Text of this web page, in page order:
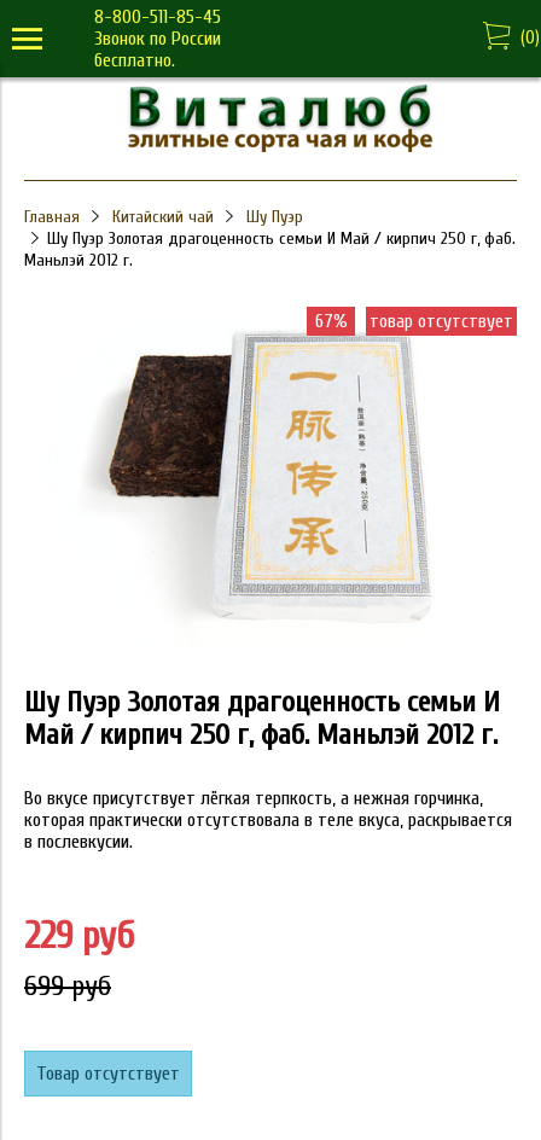
8-800-511-85-45
Звонок по России
бесплатно.
(0)
Главная Китайский чай
Шу Пуэр
Шу Пуэр Золотая драгоценность семьи И Май / кирпич 250 г, фаб.
Маньлэй 2012 г.
67% товар отсутствует
Шу Пуэр Золотая драгоценность семьи И
Май / кирпич 250 г, фаб. Маньлэй 2012 г.
Во вкусе присутствует лёгкая терпкость, а нежная горчинка,
которая практически отсутствовала в теле вкуса, раскрывается
в послевкусии.
229 руб
699 руб
Товар отсутствует